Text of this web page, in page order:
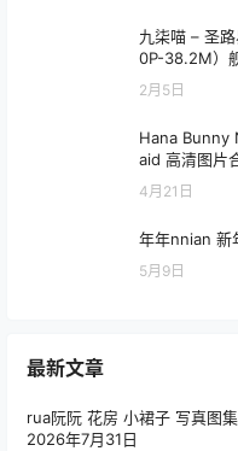
九柒喵 – 圣
0P-38.2M）
2月5日
Hana Bunny
aid 高清图片
4月21日
年年nnian 新
5月9日
最新文章
rua阮阮 花房 小裙子 写真图
2026年7月31日